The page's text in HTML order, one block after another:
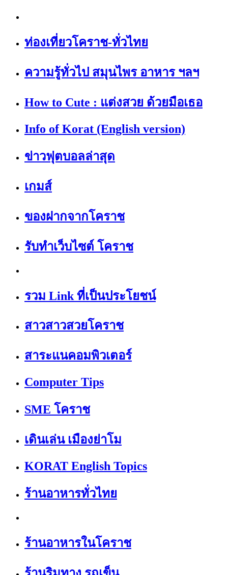
ท่องเที่ยวโคราช-ทั่วไทย
ความรู้ทั่วไป สมุนไพร อาหาร ฯลฯ
How to Cute : แต่งสวย ด้วยมือเธอ
Info of Korat (English version)
ข่าวฟุตบอลล่าสุด
เกมส์
ของฝากจากโคราช
รับทำเว็บไซต์ โคราช
รวม Link ที่เป็นประโยชน์
สาวสาวสวยโคราช
สาระแนคอมพิวเตอร์
Computer Tips
SME โคราช
เดินเล่น เมืองย่าโม
KORAT English Topics
ร้านอาหารทั่วไทย
ร้านอาหารในโคราช